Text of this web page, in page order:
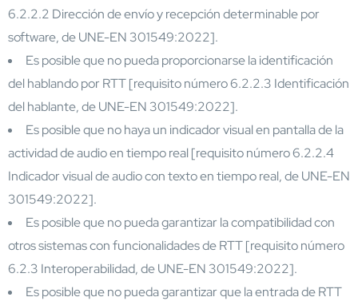
6.2.2.2 Dirección de envío y recepción determinable por
software, de UNE-EN 301549:2022].
Es posible que no pueda proporcionarse la identificación
del hablando por RTT [requisito número 6.2.2.3 Identificación
del hablante, de UNE-EN 301549:2022].
Es posible que no haya un indicador visual en pantalla de la
actividad de audio en tiempo real [requisito número 6.2.2.4
Indicador visual de audio con texto en tiempo real, de UNE-EN
301549:2022].
Es posible que no pueda garantizar la compatibilidad con
otros sistemas con funcionalidades de RTT [requisito número
6.2.3 Interoperabilidad, de UNE-EN 301549:2022].
Es posible que no pueda garantizar que la entrada de RTT